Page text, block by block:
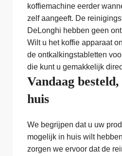
koffiemachine eerder
zelf aangeeft. De
DeLonghi hebben geen
Wilt u het koffie apparaat
de ontkalkingstabletten
die kunt u gemakkelijk
Vandaag
huis
We begrijpen dat u uw
mogelijk in huis wilt
zorgen we ervoor dat de